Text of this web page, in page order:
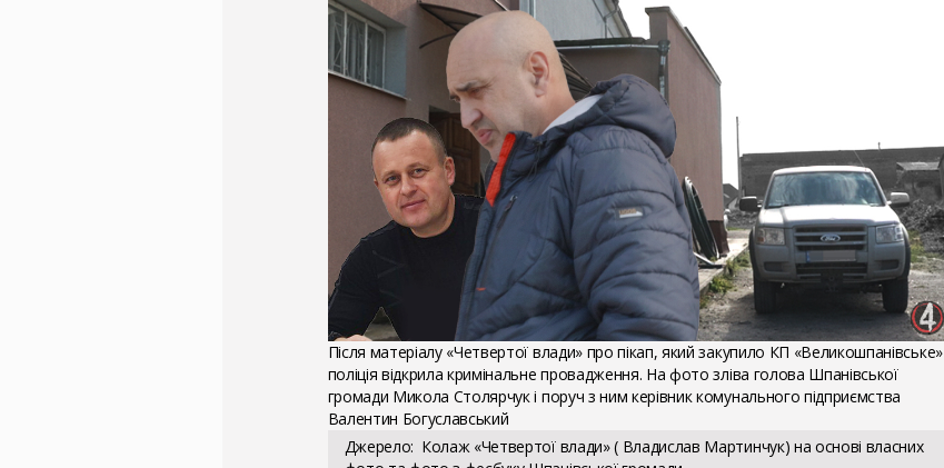
Після матеріалу «Четвертої влади» про пікап, який закупило КП «Великошпанівське»
поліція відкрила кримінальне провадження. На фото зліва голова Шпанівської
громади Микола Столярчук і поруч з ним керівник комунального підприємства
Валентин Богуславський
Джерело Колаж «Четвертої влади» ( Владислав Мартинчук) на основі власних